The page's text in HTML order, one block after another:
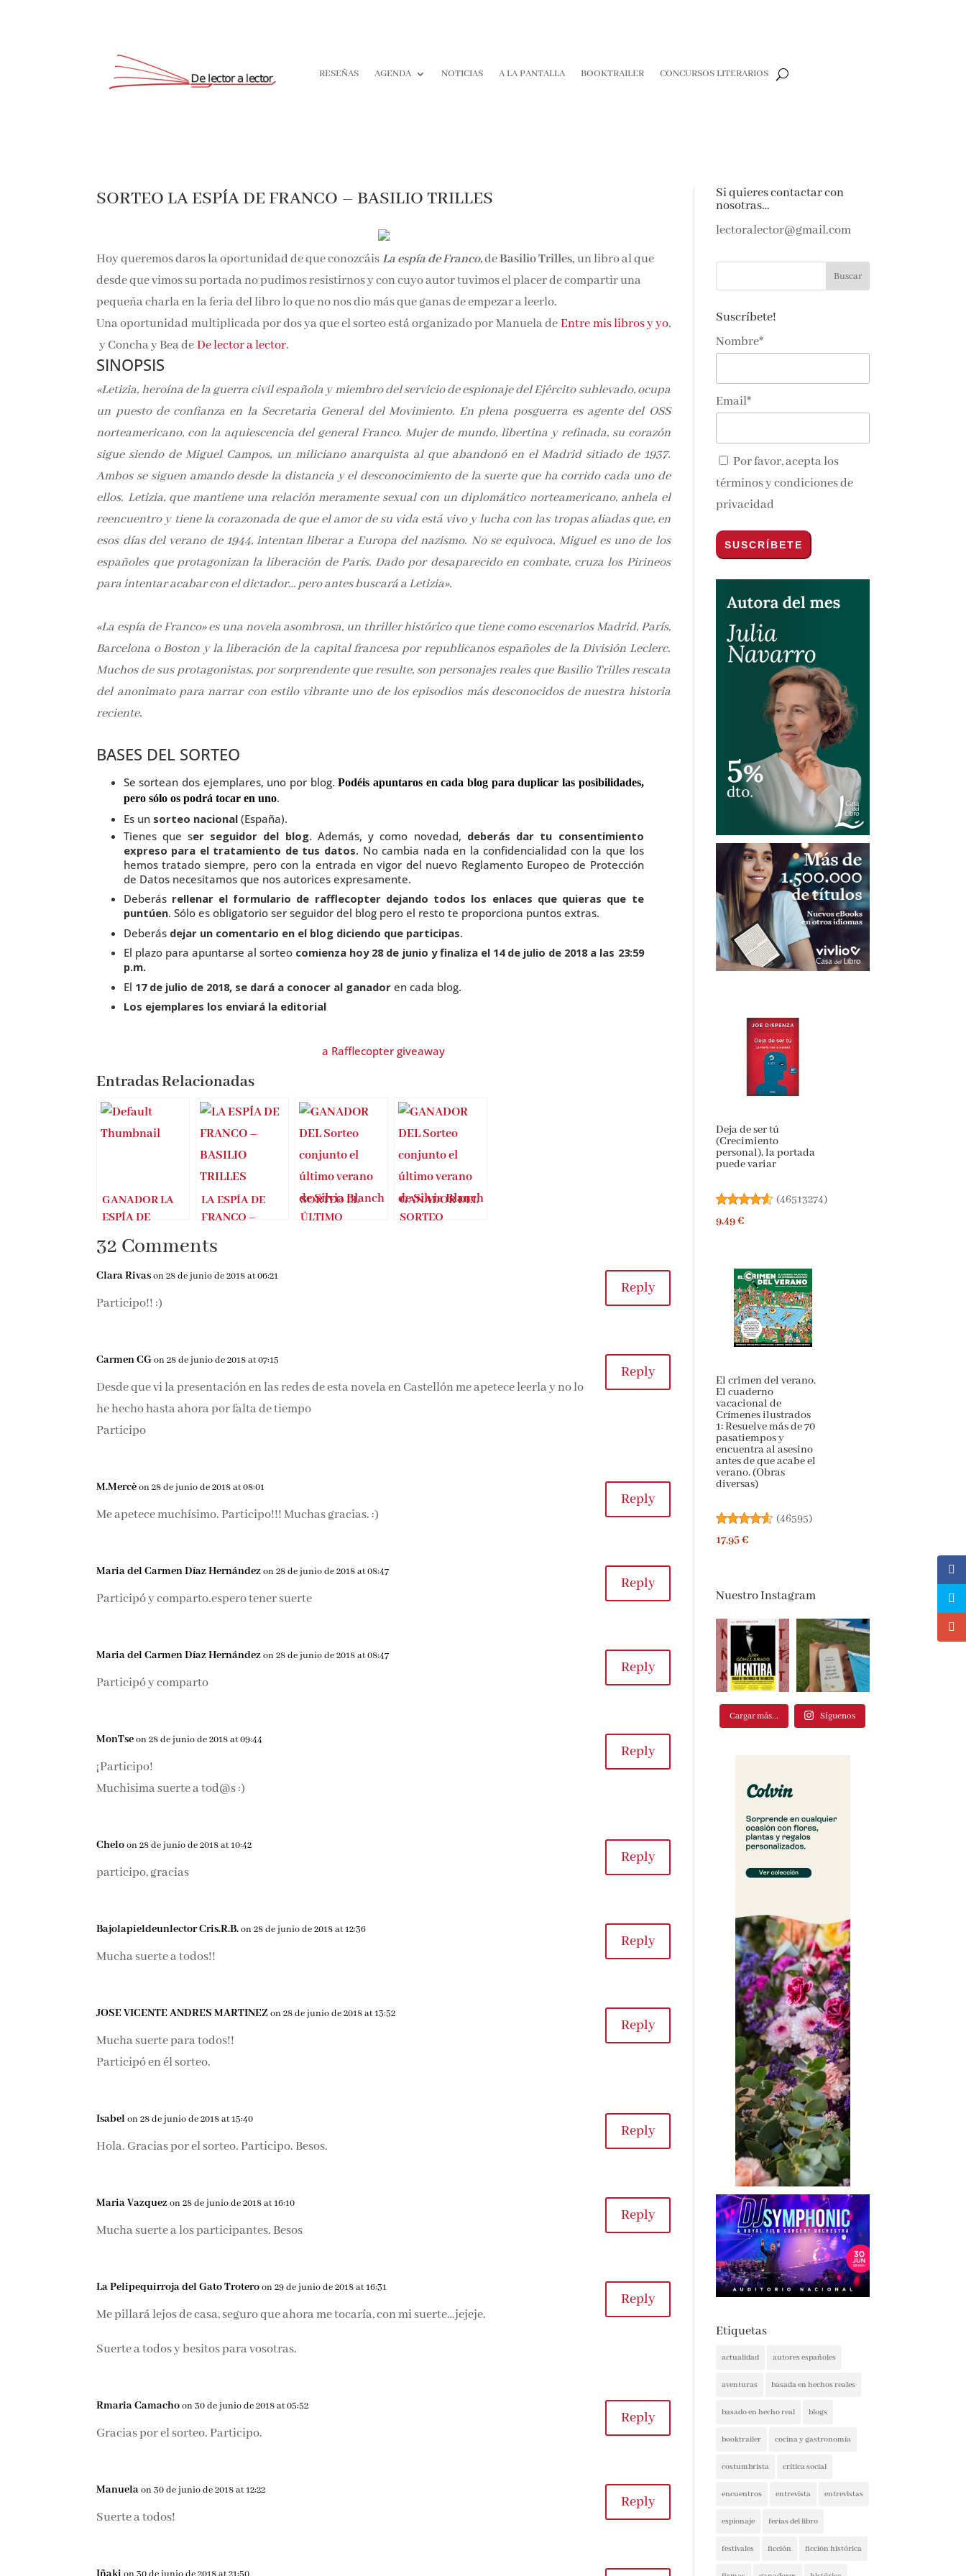
RESEÑAS AGENDA NOTICIAS A LA PANTALLA BOOKTRAILER CONCURSOS LITERARIOS
SORTEO LA ESPÍA DE FRANCO – BASILIO TRILLES
Hoy queremos daros la oportunidad de que conozcáisLa espía de Franco,deBasilio Trilles,un libro al que
desde que vimos su portada no pudimos resistirnos y con cuyo autor tuvimos el placer de compartir una
pequeña charla en la feria del libro lo que no nos dio más que ganas de empezar a leerlo.
Una oportunidad multiplicada por dos ya que el sorteo está organizado por Manuela deEntre mis libros y yo,
y Concha y Bea deDe lector a lector.
SINOPSIS
«Letizia, heroína de la guerra civil española y miembro del servicio de espionaje del Ejército sublevado, ocupa
un puesto de confianza en la Secretaria General del Movimiento. En plena posguerra es agente del OSS
norteamericano, con la aquiescencia del general Franco. Mujer de mundo, libertina y refinada, su corazón
sigue siendo de Miguel Campos, un miliciano anarquista al que abandonó en el Madrid sitiado de 1937.
Ambos se siguen amando desde la distancia y el desconocimiento de la suerte que ha corrido cada uno de
ellos. Letizia, que mantiene una relación meramente sexual con un diplomático norteamericano, anhela el
reencuentro y tiene la corazonada de que el amor de su vida está vivo y lucha con las tropas aliadas que, en
esos días del verano de 1944, intentan liberar a Europa del nazismo. No se equivoca, Miguel es uno de los
españoles que protagonizan la liberación de París. Dado por desaparecido en combate, cruza los Pirineos
para intentar acabar con el dictador… pero antes buscará a Letizia».
«La espía de Franco» es una novela asombrosa, un thriller histórico que tiene como escenarios Madrid, París,
Barcelona o Boston y la liberación de la capital francesa por republicanos españoles de la División Leclerc.
Muchos de sus protagonistas, por sorprendente que resulte, son personajes reales que Basilio Trilles rescata
del anonimato para narrar con estilo vibrante uno de los episodios más desconocidos de nuestra historia
reciente.
BASES DEL SORTEO
Se sortean dos ejemplares, uno por blog.Podéis apuntaros en cada blog para duplicar las posibilidades,
pero sólo os podrá tocar en uno.
Es un sorteo nacional(España).
Tienes que ser seguidor del blog. Además, y como novedad, deberás dar tu consentimiento
expreso para el tratamiento de tus datos. No cambia nada en la confidencialidad con la que los
hemos tratado siempre, pero con la entrada en vigor del nuevo Reglamento Europeo de Protección
de Datos necesitamos que nos autorices expresamente.
Deberás rellenar el formulario de rafflecopter dejando todos los enlaces que quieras que te
puntúen. Sólo es obligatorio ser seguidor del blog pero el resto te proporciona puntos extras.
Deberás dejar un comentario en el blog diciendo que participas.
El plazo para apuntarse al sorteo comienza hoy 28 de junio y finaliza el 14 de julio de 2018 a las 23:59
p.m.
El 17 de julio de 2018, se dará a conocer al ganador en cada blog.
Los ejemplares los enviará la editorial
a Rafflecopter giveaway
Entradas Relacionadas
GANADOR LA
ESPÍA DE
(BASILIO
TRILLES)
LA ESPÍA DE
FRANCO –
TRILLES
SORTEO EL
ÚLTIMO
GANADOR DEL
SORTEO
32 Comments
Clara Rivas on 28 de junio de 2018 at 06:21
Participo!! :)
Reply
Carmen CG on 28 de junio de 2018 at 07:15
Desde que vi la presentación en las redes de esta novela en Castellón me apetece leerla y no lo
he hecho hasta ahora por falta de tiempo
Participo
Reply
M.Mercè on 28 de junio de 2018 at 08:01
Me apetece muchísimo. Participo!!! Muchas gracias. :)
Reply
Maria del Carmen Díaz Hernández on 28 de junio de 2018 at 08:47
Participó y comparto.espero tener suerte
Reply
Maria del Carmen Díaz Hernández on 28 de junio de 2018 at 08:47
Participó y comparto
Reply
MonTse on 28 de junio de 2018 at 09:44
¡Participo!
Muchisima suerte a tod@s :)
Reply
Chelo on 28 de junio de 2018 at 10:42
participo, gracias
Reply
Bajolapieldeunlector Cris.R.B. on 28 de junio de 2018 at 12:36
Mucha suerte a todos!!
Reply
JOSE VICENTE ANDRES MARTINEZ on 28 de junio de 2018 at 13:52
Mucha suerte para todos!!
Participó en él sorteo.
Reply
Isabel on 28 de junio de 2018 at 15:40
Hola. Gracias por el sorteo. Participo. Besos.
Reply
Maria Vazquez on 28 de junio de 2018 at 16:10
Mucha suerte a los participantes. Besos
Reply
La Pelipequirroja del Gato Trotero on 29 de junio de 2018 at 16:31
Me pillará lejos de casa, seguro que ahora me tocaría, con mi suerte…jejeje.
Suerte a todos y besitos para vosotras.
Reply
Rmaria Camacho on 30 de junio de 2018 at 05:52
Gracias por el sorteo. Participo.
Reply
Manuela on 30 de junio de 2018 at 12:22
Suerte a todos!
Reply
Si quieres contactar con
nosotras…
lectoralector@gmail.com
Suscríbete!
Nombre*
Email*
Por favor, acepta los
términos y condiciones de
privacidad
Deja de ser tú
(Crecimiento
personal), la portada
puede variar
(46513274)
9,49 €
El crimen del verano.
El cuaderno
vacacional de
Crímenes ilustrados
1: Resuelve más de 70
pasatiempos y
encuentra al asesino
antes de que acabe el
verano. (Obras
diversas)
(46595)
17,95 €
Nuestro Instagram
Cargar más... Síguenos
Etiquetas
actualidad autores españoles
aventuras basada en hechos reales
basado en hecho real blogs
booktrailer cocina y gastronomía
costumbrista crítica social
encuentros entrevista entrevistas
espionaje ferias del libro
festivales ficción ficción histórica